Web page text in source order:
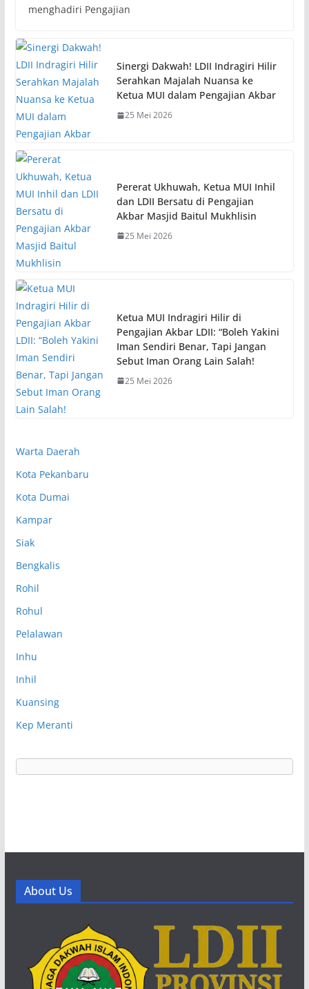
menghadiri Pengajian
Sinergi Dakwah! LDII Indragiri Hilir
Serahkan Majalah Nuansa ke
Ketua MUI dalam Pengajian Akbar
25 Mei 2026
Pererat Ukhuwah, Ketua MUI Inhil
dan LDII Bersatu di Pengajian
Akbar Masjid Baitul Mukhlisin
25 Mei 2026
Ketua MUI Indragiri Hilir di
Pengajian Akbar LDII: “Boleh Yakini
Iman Sendiri Benar, Tapi Jangan
Sebut Iman Orang Lain Salah!
25 Mei 2026
Warta Daerah
Kota Pekanbaru
Kota Dumai
Kampar
Siak
Bengkalis
Rohil
Rohul
Pelalawan
Inhu
Inhil
Kuansing
Kep Meranti
About Us